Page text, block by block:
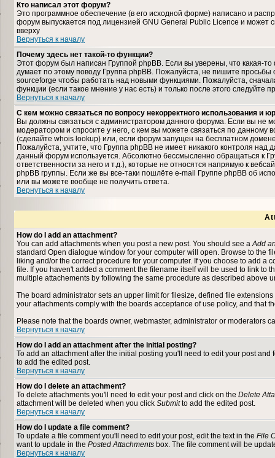
Кто написал этот форум?
Это программное обеспечение (в его исходной форме) написано и
форум выпускается под лицензией GNU General Public Licence и может
вверху
Вернуться к началу
Почему здесь нет такой-то функции?
Этот форум был написан Группой phpBB. Если вы уверены, что какая-
думает по этому поводу Группа phpBB. Пожалуйста, не пишите
sourceforge чтобы работать над новыми функциями. Пожалуйста,
функции (если такое мнение у нас есть) и только после этого следуйте
Вернуться к началу
С кем можно связаться по вопросу некорректного использования и
Вы должны связаться с администратором данного форума. Если вы не
модератором и спросите у него, с кем вы можете связаться по данному
(сделайте whois lookup) или, если форум запущен на бесплатном
Пожалуйста, учтите, что Группа phpBB не имеет никакого контроля
данный форум используется. Абсолютно бессмысленно обращаться к
ответственности за него и т.д.), которые не относятся напрямую к
phpBB группы. Если же вы все-таки пошлёте e-mail Группе phpBB об
или вы можете вообще не получить ответа.
Вернуться к началу
How do I add an attachment?
You can add attachments when you post a new post. You should see aAdd
standard Open dialogue window for your computer will open. Browse to the
liking and/or the correct procedure for your computer. If you choose to add a
file. If you haven't added a comment the filename itself will be used to link to
multiple attachements by following the same procedure as described above
The board administrator sets an upper limit for filesize, defined file
your attachments comply with the boards acceptance of use policy, and that
Please note that the boards owner, webmaster, administrator or moderators
Вернуться к началу
How do I add an attachment after the initial posting?
To add an attachment after the initial posting you'll need to edit your post
to add the edited post.
Вернуться к началу
How do I delete an attachment?
To delete attachments you'll need to edit your post and click on the Delete
attachment will be deleted when you click Submitto add the edited post.
Вернуться к началу
How do I update a file comment?
To update a file comment you'll need to edit your post, edit the text in the File
want to update in the Posted Attachments box. The file comment will be
Вернуться к началу